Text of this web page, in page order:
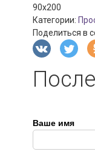
90x200
Категории:
Поделиться в
Ваше имя